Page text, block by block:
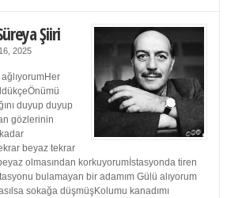
Şiiri
2025
duyup duyup
gözlerinin
beyaz tekrar
olmasından korkuyorumİstasyonda tiren
bulamayan bir adamım Gülü alıyorum
sokağa düşmüşKolumu kanadımı